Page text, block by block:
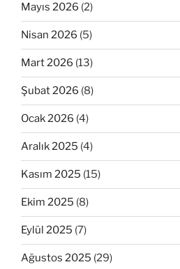
Mayıs 2026 (2)
Nisan 2026 (5)
Mart 2026 (13)
Şubat 2026 (8)
Ocak 2026 (4)
Aralık 2025 (4)
Kasım 2025 (15)
Ekim 2025 (8)
Eylül 2025 (7)
Ağustos 2025 (29)